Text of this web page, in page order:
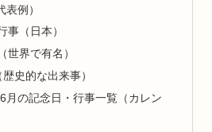
例）
事（日本）
世界で有名）
史的な出来事）
月の記念日・行事一覧（カレン